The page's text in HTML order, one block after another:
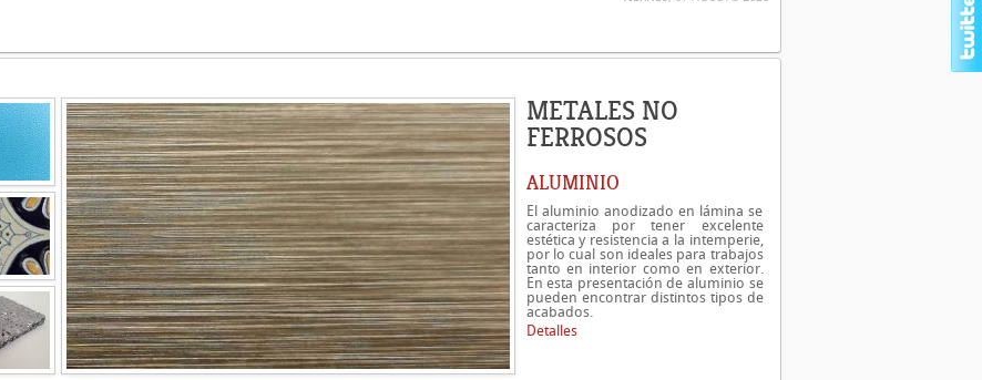
METALES NO
FERROSOS
ALUMINIO
El aluminio anodizado en lámina se
caracteriza por tener excelente
estética y resistencia a la intemperie,
por lo cual son ideales para trabajos
tanto en interior como en exterior.
En esta presentación de aluminio se
pueden encontrar distintos tipos de
acabados.
Detalles